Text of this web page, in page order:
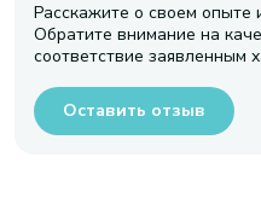
Расскажите о своем опыте
Обратите внимание на
соответствие заявленным
Оставить отзыв